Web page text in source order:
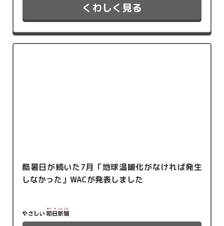
くわしく見る
酷暑日が続いた7月「地球温暖化がなければ発生
しなかった」WACが発表しました